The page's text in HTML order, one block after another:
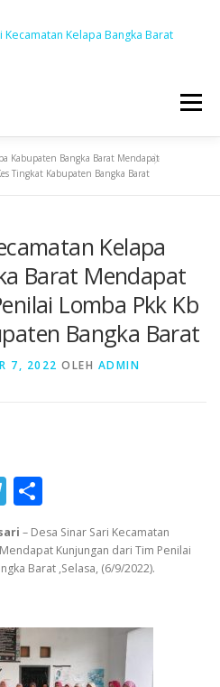
Menu
PROFIL PEMERINTAH
BUMDES
Kabupaten Bangka Barat Mendapat
Tingkat Kabupaten Bangka Barat
Kelapa
Barat Mendapat
Lomba Pkk Kb
Bangka Barat
7, 2022 OLEH ADMIN
Telegram
– Desa Sinar Sari Kecamatan
Kunjungan dari Tim Penilai
Barat ,Selasa, (6/9/2022).